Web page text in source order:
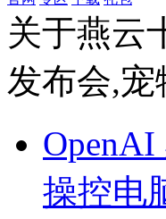
关于燕云
发布会,
操控电